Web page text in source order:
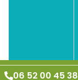
06 52 00 45 38